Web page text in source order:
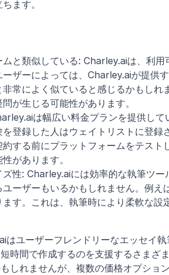
ます。
と類似している: Charley.aiは、利
ザーによっては、Charley.aiが提供
常によく似ていると感じるかもし
が生じる可能性があります。
は幅広い料金プランを提供して
登録した人はウェイトリストに登録
する前にプラットフォームをテス
があります。
性: Charley.aiには効率的な執筆ツ
ーザーもいるかもしれません。例
す。これは、執筆時により柔軟な
はユーザーフレンドリーなエッセイ
時間で作成するのを支援するさまざ
しれませんが、複数の価格オプショ